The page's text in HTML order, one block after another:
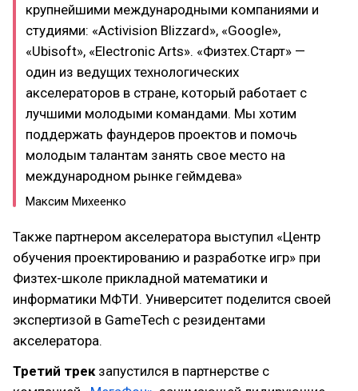
крупнейшими международными компаниями и
студиями: «Activision Blizzard», «Google»,
«Ubisoft», «Electronic Arts». «Физтех.Старт» —
один из ведущих технологических
акселераторов в стране, который работает с
лучшими молодыми командами. Мы хотим
поддержать фаундеров проектов и помочь
молодым талантам занять свое место на
международном рынке геймдева»
Максим Михеенко
Также партнером акселератора выступил «Центр
обучения проектированию и разработке игр» при
Физтех-школе прикладной математики и
информатики МФТИ. Университет поделится своей
экспертизой в GameTech с резидентами
акселератора.
Третий трек запустился в партнерстве с